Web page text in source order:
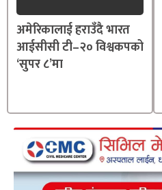
अमेरिकालाई हराउँदै भारत
आईसीसी टी–२० विश्वकपको
‘सुपर ८’मा